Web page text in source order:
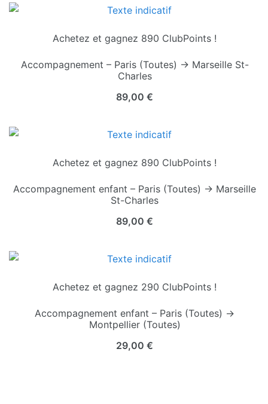
Achetez et gagnez 890 ClubPoints !
Accompagnement – Paris (Toutes) → Marseille St-
Charles
89,00 €
Achetez et gagnez 890 ClubPoints !
Accompagnement enfant – Paris (Toutes) → Marseille
St-Charles
89,00 €
Achetez et gagnez 290 ClubPoints !
Accompagnement enfant – Paris (Toutes) →
Montpellier (Toutes)
29,00 €